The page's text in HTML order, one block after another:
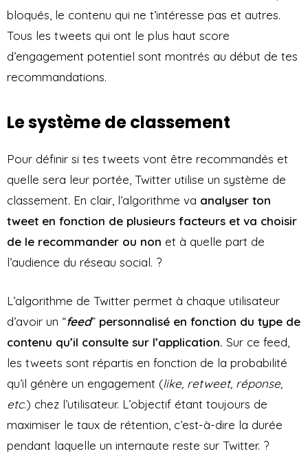
bloqués, le contenu qui ne t’intéresse pas et autres.
Tous les tweets qui ont le plus haut score
d’engagement potentiel sont montrés au début de tes
recommandations.
Le système de classement
Pour définir si tes tweets vont être recommandés et
quelle sera leur portée, Twitter utilise un système de
classement. En clair, l’algorithme va analyser ton
tweet en fonction de plusieurs facteurs et va choisir
de le recommander ou non et à quelle part de
l’audience du réseau social. ?
L’algorithme de Twitter permet à chaque utilisateur
d’avoir un “feed” personnalisé en fonction du type de
contenu qu’il consulte sur l’application. Sur ce feed,
les tweets sont répartis en fonction de la probabilité
qu’il génère un engagement (like, retweet, réponse,
etc.) chez l’utilisateur. L’objectif étant toujours de
maximiser le taux de rétention, c’est-à-dire la durée
pendant laquelle un internaute reste sur Twitter. ?